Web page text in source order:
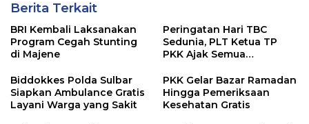
Berita Terkait
BRI Kembali Laksanakan
Program Cegah Stunting
di Majene
Peringatan Hari TBC
Sedunia, PLT Ketua TP
PKK Ajak Semua
Menurunkan Kasus TBC
Biddokkes Polda Sulbar
Siapkan Ambulance Gratis
Layani Warga yang Sakit
PKK Gelar Bazar Ramadan
Hingga Pemeriksaan
Kesehatan Gratis